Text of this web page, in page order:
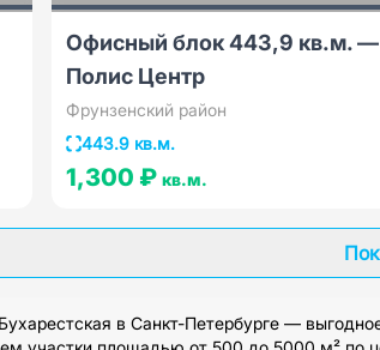
Офисный блок 443,9 кв.м. —
Полис Центр
Фрунзенский район
443.9 кв.м.
1,300 ₽кв.м.
в Санкт-Петербурге —